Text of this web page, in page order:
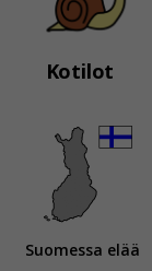
Kotilot
Suomessa elää